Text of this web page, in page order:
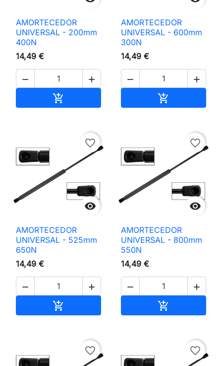
AMORTECEDOR
UNIVERSAL - 200mm
400N
14,49 €
 

AMORTECEDOR
UNIVERSAL - 600mm
300N
14,49 €
 


favorite_border
AMORTECEDOR
UNIVERSAL - 525mm
650N
14,49 €
 


favorite_border
AMORTECEDOR
UNIVERSAL - 800mm
550N
14,49 €
 

favorite_border favorite_border